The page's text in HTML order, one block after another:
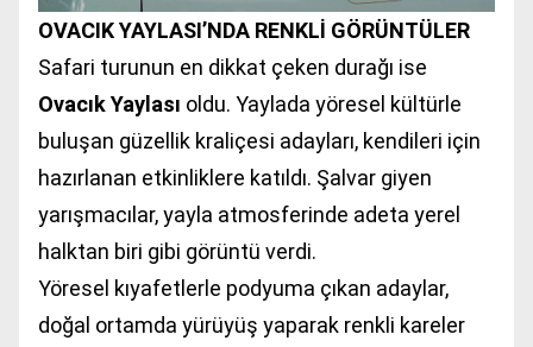
OVACIK YAYLASI’NDA RENKLİ GÖRÜNTÜLER
Safari turunun en dikkat çeken durağı ise
Ovacık Yaylası oldu. Yaylada yöresel kültürle
buluşan güzellik kraliçesi adayları, kendileri için
hazırlanan etkinliklere katıldı. Şalvar giyen
yarışmacılar, yayla atmosferinde adeta yerel
halktan biri gibi görüntü verdi.
Yöresel kıyafetlerle podyuma çıkan adaylar,
doğal ortamda yürüyüş yaparak renkli kareler